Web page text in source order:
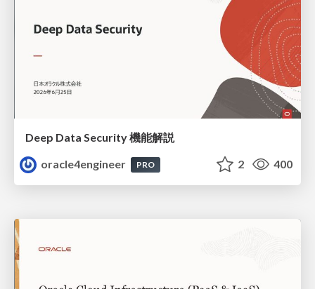
Deep Data Security 機能解説
oracle4engineer
PRO 2 400